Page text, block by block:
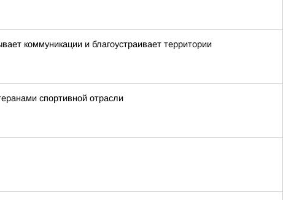
коммуникации и благоустраивает территории
спортивной отрасли